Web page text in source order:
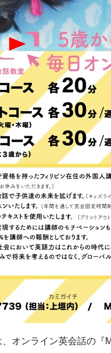
オンライン英会話の『